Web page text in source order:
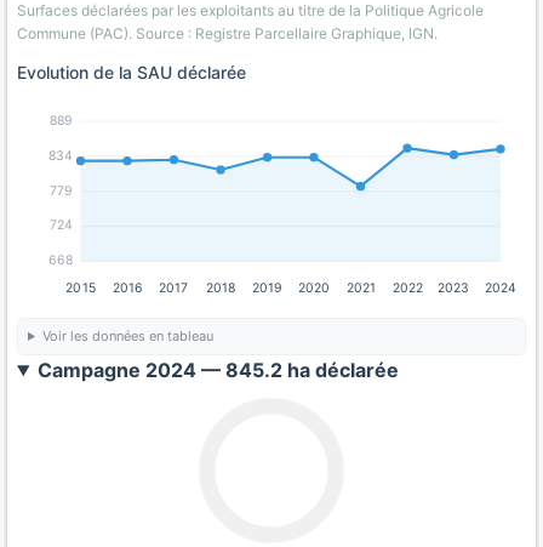
Surfaces déclarées par les exploitants au titre de la Politique Agricole
Commune (PAC). Source : Registre Parcellaire Graphique, IGN.
Evolution de la SAU déclarée
668
724
779
834
889
2015 2016 2017 2018 2019 2020 2021 2022 2023 2024
Voir les données en tableau
Campagne 2024 — 845.2 ha déclarée